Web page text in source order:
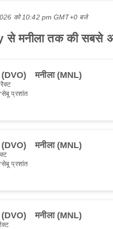
को 10:42 pm GMT+0 बजे
मनीला तक की सबसे
मनीला (MNL)
सेबू प्रशांत
मनीला (MNL)
सेबू प्रशांत
मनीला (MNL)